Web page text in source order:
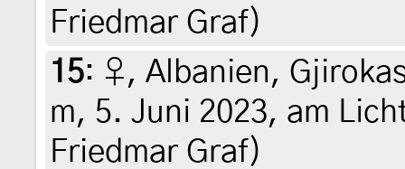
Friedmar Graf)
15: ♀, Albanien,
m, 5. Juni 2023, am
Friedmar Graf)